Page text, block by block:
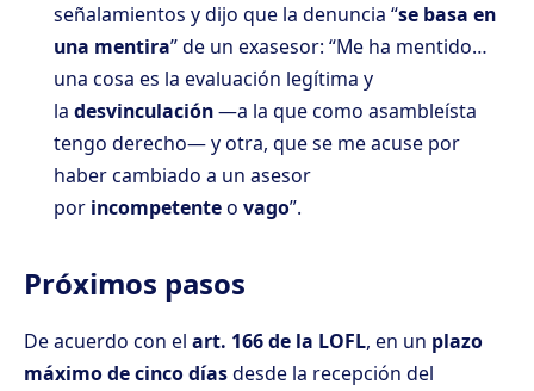
señalamientos y dijo que la denuncia “se basa en
una mentira” de un exasesor: “Me ha mentido…
una cosa es la evaluación legítima y
la desvinculación—a la que como asambleísta
tengo derecho— y otra, que se me acuse por
haber cambiado a un asesor
por incompetenteo vago”.
Próximos pasos
De acuerdo con el art. 166 de la LOFL, en un plazo
máximo de cinco díasdesde la recepción del